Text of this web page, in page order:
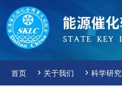
首页 关于我们 科学研究